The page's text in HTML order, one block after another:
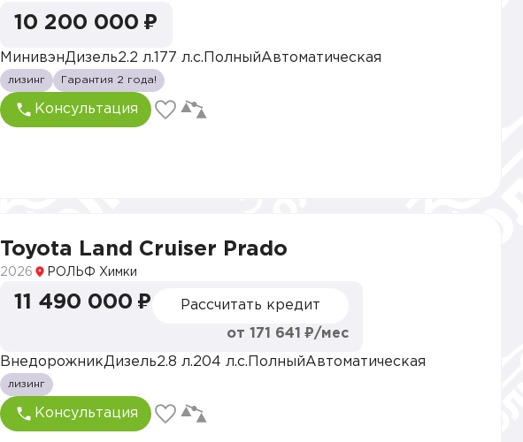
10 200 000 ₽
МинивэнДизель2.2 л. 177 л.с. ПолныйАвтоматическая
лизинг Гарантия 2 года!
Консультация
Toyota Land Cruiser Prado
2026 РОЛЬФ Химки
11 490 000 ₽ Рассчитать кредит
от 171 641 ₽/мес
ВнедорожникДизель2.8 л.204 л.с. ПолныйАвтоматическая
лизинг
Консультация